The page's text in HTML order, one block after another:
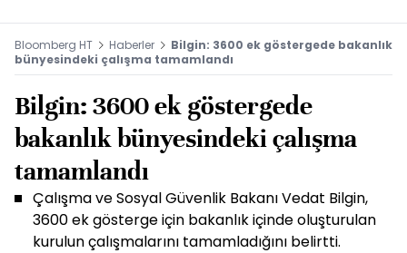
Bloomberg HT Haberler
Bilgin: 3600 ek göstergede bakanlık
bünyesindeki çalışma tamamlandı
Bilgin: 3600 ek göstergede
bakanlık bünyesindeki çalışma
tamamlandı
Çalışma ve Sosyal Güvenlik Bakanı Vedat Bilgin,
3600 ek gösterge için bakanlık içinde oluşturulan
kurulun çalışmalarını tamamladığını belirtti.